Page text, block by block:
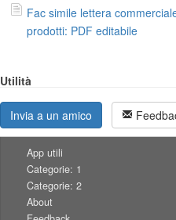
Fac simile lettera
prodotti: PDF editabile
Utilità
Invia a un amico
App utili
Categorie: 1
Categorie: 2
About